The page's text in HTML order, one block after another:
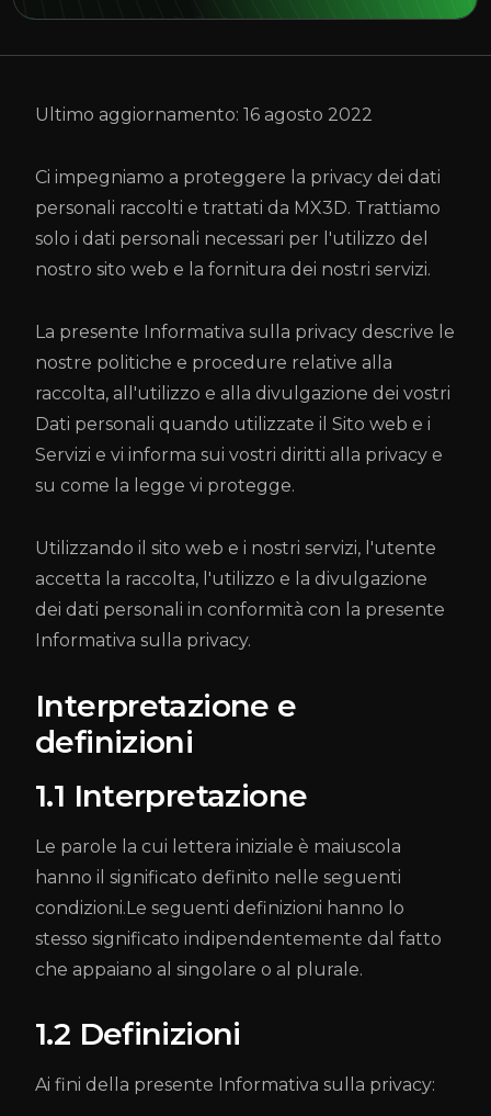
Ultimo aggiornamento: 16 agosto 2022
Ci impegniamo a proteggere la privacy dei dati
personali raccolti e trattati da MX3D. Trattiamo
solo i dati personali necessari per l'utilizzo del
nostro sito web e la fornitura dei nostri servizi.
La presente Informativa sulla privacy descrive le
nostre politiche e procedure relative alla
raccolta, all'utilizzo e alla divulgazione dei vostri
Dati personali quando utilizzate il Sito web e i
Servizi e vi informa sui vostri diritti alla privacy e
su come la legge vi protegge.
Utilizzando il sito web e i nostri servizi, l'utente
accetta la raccolta, l'utilizzo e la divulgazione
dei dati personali in conformità con la presente
Informativa sulla privacy.
Interpretazione e
definizioni
1.1 Interpretazione
Le parole la cui lettera iniziale è maiuscola
hanno il significato definito nelle seguenti
condizioni.Le seguenti definizioni hanno lo
stesso significato indipendentemente dal fatto
che appaiano al singolare o al plurale.
1.2 Definizioni
Ai fini della presente Informativa sulla privacy: